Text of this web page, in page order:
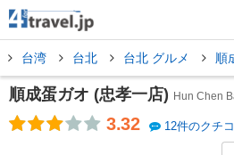
台湾 台北 台北 グルメ 順
順成蛋ガオ (忠孝一店) Hun Chen
3.32 12件のクチ